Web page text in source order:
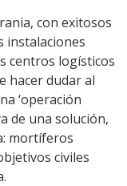
con exitosos
instalaciones
centros logísticos
hacer dudar al
‘operación
de una solución,
mortíferos
civiles